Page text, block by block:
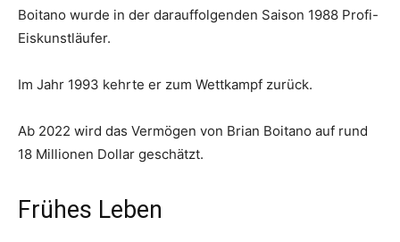
Boitano wurde in der darauffolgenden Saison 1988 Profi-
Eiskunstläufer.
Im Jahr 1993 kehrte er zum Wettkampf zurück.
Ab 2022 wird das Vermögen von Brian Boitano auf rund
18 Millionen Dollar geschätzt.
Frühes Leben